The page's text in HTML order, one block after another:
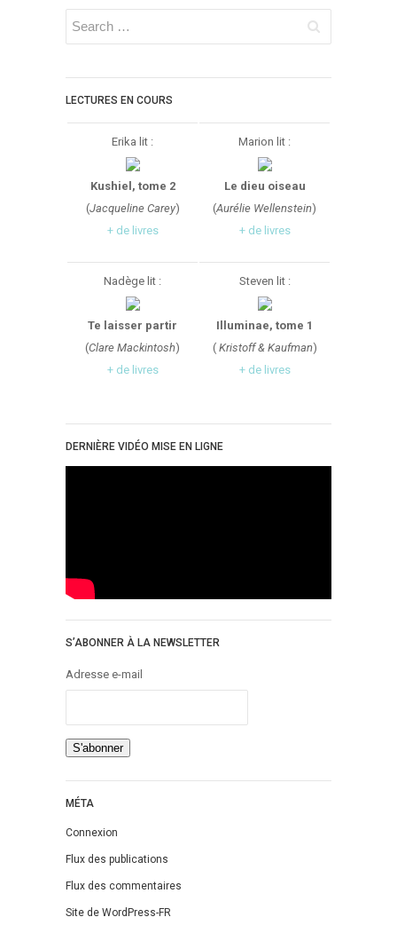
LECTURES EN COURS
Erika lit :
Kushiel, tome 2
(Jacqueline Carey)
+ de livres
Marion lit :
Le dieu oiseau
(Aurélie Wellenstein)
+ de livres
Nadège lit :
Te laisser partir
(Clare Mackintosh)
+ de livres
Steven lit :
Illuminae, tome 1
(Kristoff & Kaufman)
+ de livres
DERNIÈRE VIDÉO MISE EN LIGNE
S’ABONNER À LA NEWSLETTER
Adresse e-mail
MÉTA
Connexion
Flux des publications
Flux des commentaires
Site de WordPress-FR